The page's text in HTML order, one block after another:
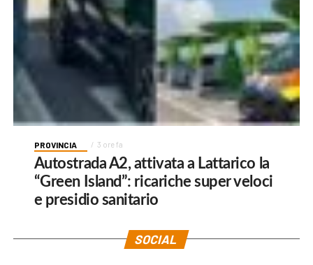
PROVINCIA 3 ore fa
Autostrada A2, attivata a Lattarico la
“Green Island”: ricariche super veloci
e presidio sanitario
SOCIAL